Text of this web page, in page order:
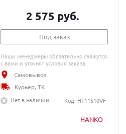
HANKO
2 575 руб.
Под заказ
Наши менеджеры обязательно свяжутся
с вами и уточнят условия заказа
Самовывоз
Курьер, ТК
Нет в наличии
Код: HT11510VF